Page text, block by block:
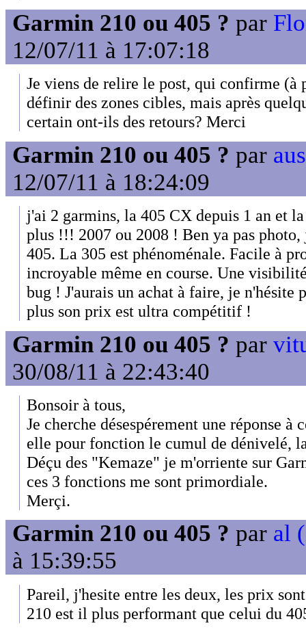
Garmin 210 ou 405 ? par
12/07/11 à 17:07:18
Je viens de relire le post, qui confirme
définir des zones cibles, mais après
certain ont-ils des retours? Merci
Garmin 210 ou 405 ? par
12/07/11 à 18:24:09
j'ai 2 garmins, la 405 CX depuis 1 an et
plus !!! 2007 ou 2008 ! Ben ya pas photo,
405. La 305 est phénoménale. Facile à
incroyable même en course. Une
bug ! J'aurais un achat à faire, je n'hésite
plus son prix est ultra compétitif !
Garmin 210 ou 405 ? par
30/08/11 à 22:43:40
Bonsoir à tous,
Je cherche désespérement une réponse à
elle pour fonction le cumul de dénivelé,
Déçu des "Kemaze" je m'orriente sur
ces 3 fonctions me sont primordiale.
Merçi.
Garmin 210 ou 405 ? par al
à 15:39:55
Pareil, j'hesite entre les deux, les prix
210 est il plus performant que celui du